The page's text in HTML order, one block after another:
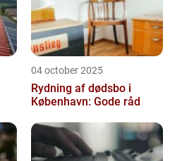
04 october 2025
Rydning af dødsbo i
København: Gode råd